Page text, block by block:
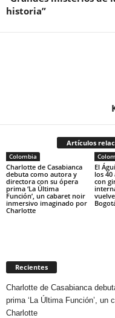
historia”
Artículos
Colombia
Charlotte de Casabianca
debuta como autora y
directora con su ópera
prima ‘La Última
Función’, un cabaret noir
inmersivo imaginado por
Charlotte
El
los 40
con
Recientes
Charlotte de Casabianca
prima ‘La Última Función’, un
Charlotte